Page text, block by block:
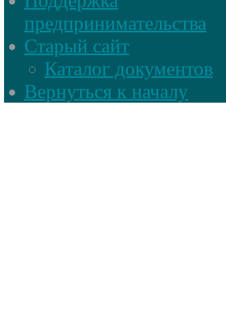
предпринимательства
Старый сайт
Каталог документов
Вернуться к началу